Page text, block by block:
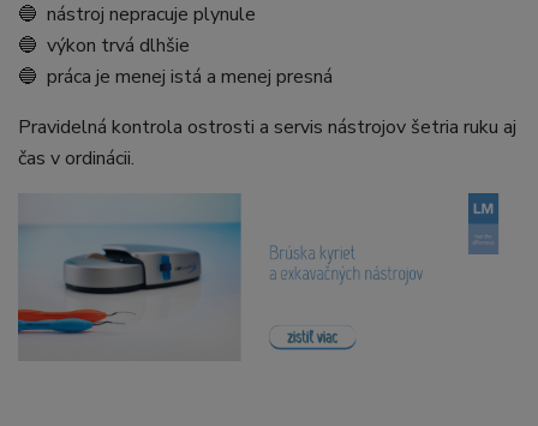
🔵 nástroj nepracuje plynule
🔵 výkon trvá dlhšie
🔵 práca je menej istá a menej presná
Pravidelná kontrola ostrosti a servis nástrojov šetria ruku aj
čas v ordinácii.